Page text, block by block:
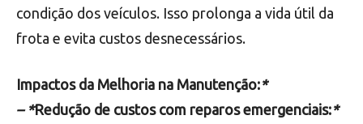
condição dos veículos. Isso prolonga a vida útil da
frota e evita custos desnecessários.
Impactos da Melhoria na Manutenção:*
– *Redução de custos com reparos emergenciais:*